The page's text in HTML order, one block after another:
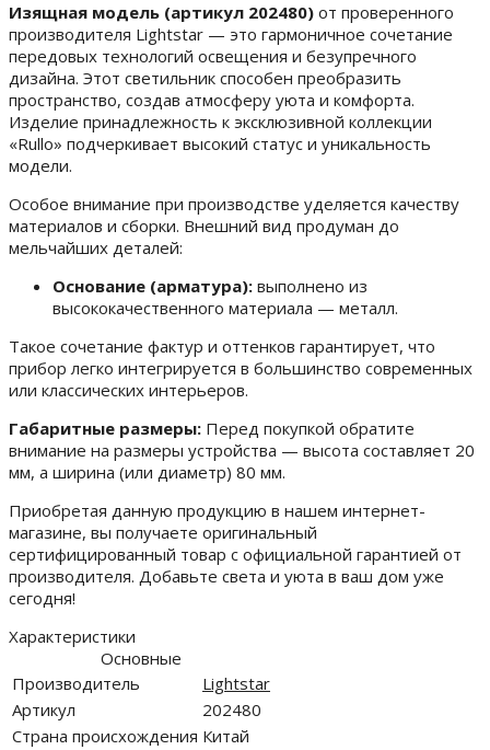
Изящная модель (артикул 202480) от проверенного
производителя Lightstar — это гармоничное сочетание
передовых технологий освещения и безупречного
дизайна. Этот светильник способен преобразить
пространство, создав атмосферу уюта и комфорта.
Изделие принадлежность к эксклюзивной коллекции
«Rullo» подчеркивает высокий статус и уникальность
модели.
Особое внимание при производстве уделяется качеству
материалов и сборки. Внешний вид продуман до
мельчайших деталей:
Основание (арматура): выполнено из
высококачественного материала — металл.
Такое сочетание фактур и оттенков гарантирует, что
прибор легко интегрируется в большинство современных
или классических интерьеров.
Габаритные размеры: Перед покупкой обратите
внимание на размеры устройства — высота составляет 20
мм, а ширина (или диаметр) 80 мм.
Приобретая данную продукцию в нашем интернет-
магазине, вы получаете оригинальный
сертифицированный товар с официальной гарантией от
производителя. Добавьте света и уюта в ваш дом уже
сегодня!
Характеристики
Основные
Производитель
Lightstar
Артикул
202480
Страна происхождения Китай